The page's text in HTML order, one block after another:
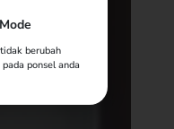
berubah
ponsel anda